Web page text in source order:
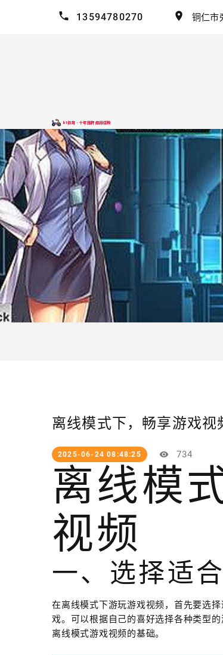
13594780270 铜仁市
离线模式下，畅享游戏视
2025-06-24 08:48:25 734
离线模
视频
一、选择适
在离线模式下游玩游戏视频，首先要选
戏。可以根据自己的喜好选择各种类型
离线模式游戏视频的基础。